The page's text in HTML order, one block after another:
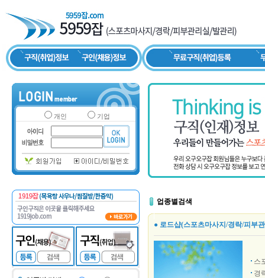
개인 기업
업종별검색
● 로드샵(스포츠마사지/경락/피부
스
경